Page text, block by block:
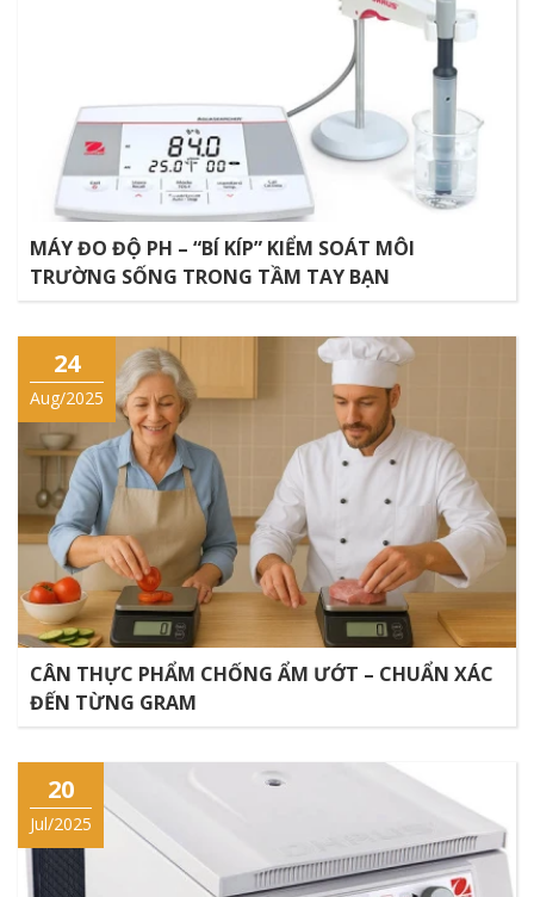
MÁY ĐO ĐỘ PH – “BÍ KÍP” KIỂM SOÁT MÔI
TRƯỜNG SỐNG TRONG TẦM TAY BẠN
24
Aug/2025
CÂN THỰC PHẨM CHỐNG ẨM ƯỚT – CHUẨN XÁC
ĐẾN TỪNG GRAM
20
Jul/2025